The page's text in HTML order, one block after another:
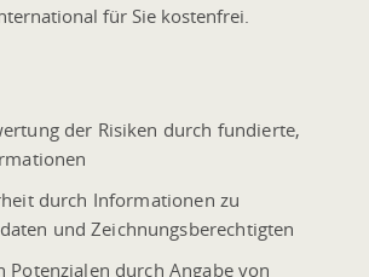
für Sie kostenfrei.
der Risiken durch fundierte,
durch Informationen zu
und Zeichnungsberechtigten
Potenzialen durch Angabe von